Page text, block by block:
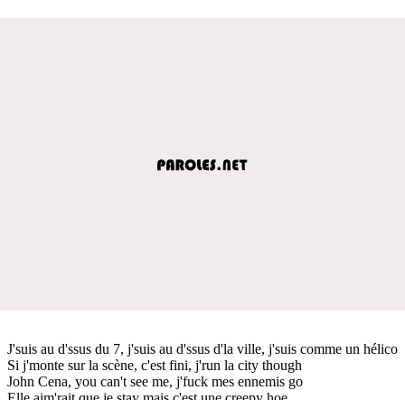
J'suis au d'ssus du 7, j'suis au d'ssus d'la ville, j'suis comme un hélico
Si j'monte sur la scène, c'est fini, j'run la city though
John Cena, you can't see me, j'fuck mes ennemis go